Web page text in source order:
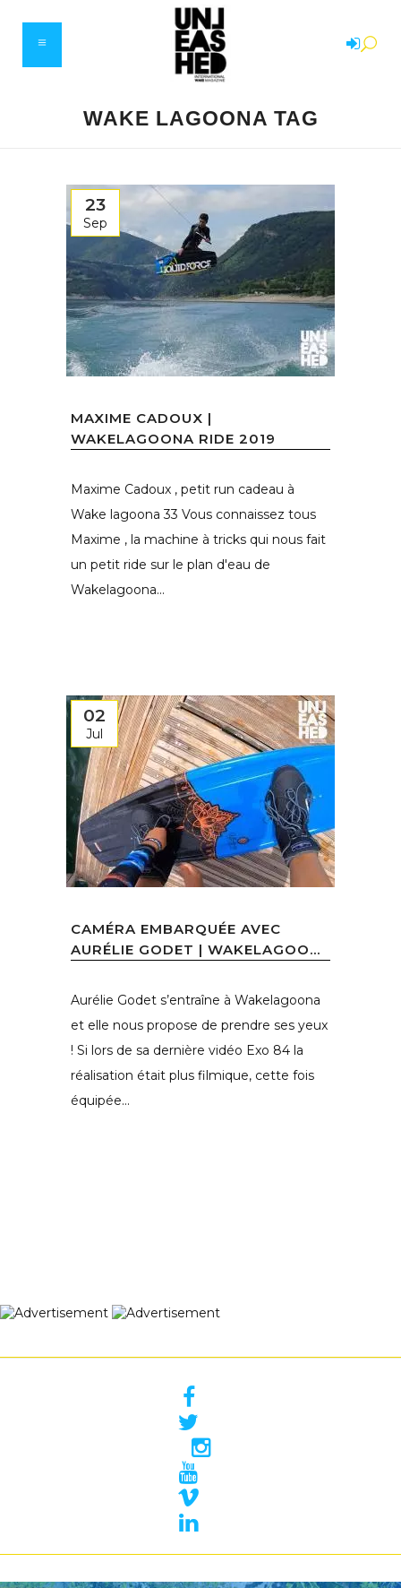
WAKE LAGOONA TAG
23
Sep
MAXIME CADOUX |
WAKELAGOONA RIDE 2019
Maxime Cadoux , petit run cadeau à
Wake lagoona 33 Vous connaissez tous
Maxime , la machine à tricks qui nous fait
un petit ride sur le plan d'eau de
Wakelagoona...
02
Jul
CAMÉRA EMBARQUÉE AVEC
AURÉLIE GODET | WAKELAGOO...
Aurélie Godet s’entraîne à Wakelagoona
et elle nous propose de prendre ses yeux
! Si lors de sa dernière vidéo Exo 84 la
réalisation était plus filmique, cette fois
équipée...